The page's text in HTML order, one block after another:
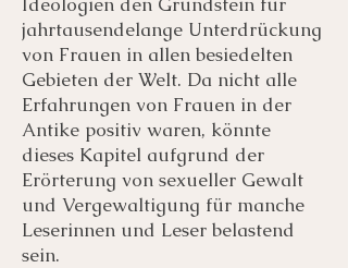
jahrtausendelange Unterdrückung
von Frauen in allen besiedelten
Gebieten der Welt. Da nicht alle
Erfahrungen von Frauen in der
Antike positiv waren, könnte
dieses Kapitel aufgrund der
Erörterung von sexueller Gewalt
und Vergewaltigung für manche
Leserinnen und Leser belastend
sein.